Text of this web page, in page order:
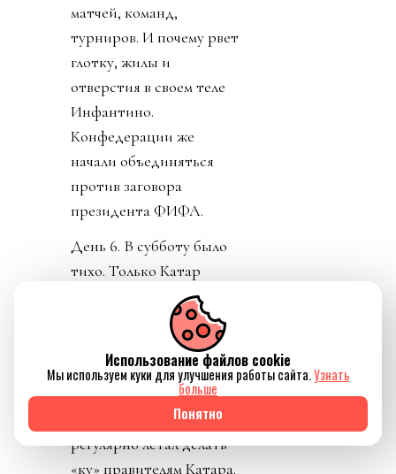
матчей, команд,
турниров. И почему рвет
глотку, жилы и
отверстия в своем теле
Инфантино.
Конфедерации же
начали объединяться
против заговора
президента ФИФА.
День 6. В субботу было
тихо. Только Катар
поддержке Инфантино.
Напомню, шеф ФИФА и
чемпионат у них провел,
и на их джете летал по
всему свету, и лично
регулярно летал делать
«ку» правителям Катара.
Использование файлов cookie
Мы используем куки для улучшения работы сайта.Узнать
больше
Понятно